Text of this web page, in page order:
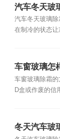
汽车冬天玻
汽车冬天玻璃
在制冷的状态
车窗玻璃怎
车窗玻璃除霜
D盒或作废的信
冬天汽车玻